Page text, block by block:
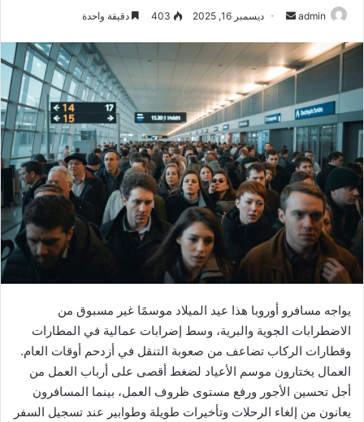
admin
أرسل ديسمبر 16, 2025 403 دقيقة واحدة
يواجه مسافرو أوروبا هذا عيد الميلاد موسمًا غير مسبوق من
الاضطرابات الجوية والبرية، وسط إضرابات عمالية في المطارات
وقطارات الركاب تضاعف من صعوبة التنقل في أزدحم أوقات العام.
العمال يختارون موسم الأعياد لضغط أقصى على أرباب العمل من
أجل تحسين الأجور ورفع مستوى ظروف العمل، بينما المسافرون
يعانون من إلغاء الرحلات وتأخيرات طويلة وطوابير عند تسجيل السفر